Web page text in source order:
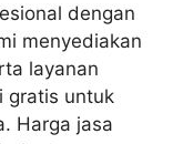
dengan
menyediakan
layanan
gratis untuk
Harga jasa